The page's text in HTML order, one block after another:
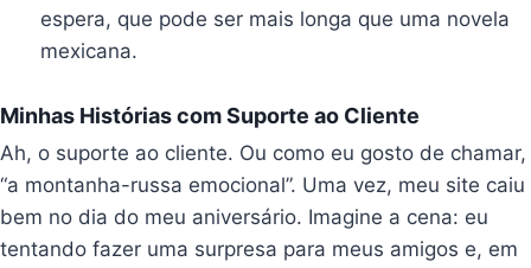
espera, que pode ser mais longa que uma novela
mexicana.
Minhas Histórias com Suporte ao Cliente
Ah, o suporte ao cliente. Ou como eu gosto de chamar,
“a montanha-russa emocional”. Uma vez, meu site caiu
bem no dia do meu aniversário. Imagine a cena: eu
tentando fazer uma surpresa para meus amigos e, em